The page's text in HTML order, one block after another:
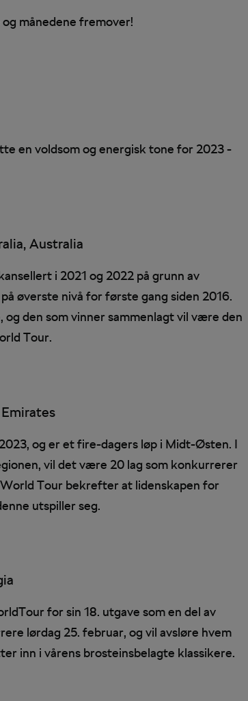
og månedene fremover!
en voldsom og energisk tone for 2023 -
Australia
i 2021 og 2022 på grunn av
øverste nivå for første gang siden 2016.
den som vinner sammenlagt vil være den
Tour.
og er et fire-dagers løp i Midt-Østen. I
vil det være 20 lag som konkurrerer
Tour bekrefter at lidenskapen for
utspiller seg.
for sin 18. utgave som en del av
lørdag 25. februar, og vil avsløre hvem
inn i vårens brosteinsbelagte klassikere.